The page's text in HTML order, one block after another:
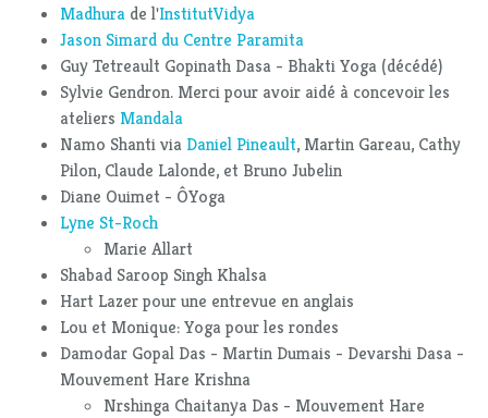
Madhura de l'InstitutVidya
Jason Simard du Centre Paramita
Guy Tetreault Gopinath Dasa - Bhakti Yoga (décédé)
Sylvie Gendron. Merci pour avoir aidé à concevoir les
ateliers Mandala
Namo Shanti via Daniel Pineault, Martin Gareau, Cathy
Pilon, Claude Lalonde, et Bruno Jubelin
Diane Ouimet - ÔYoga
Lyne St-Roch
Marie Allart
Shabad Saroop Singh Khalsa
Hart Lazer pour une entrevue en anglais
Lou et Monique: Yoga pour les rondes
Damodar Gopal Das - Martin Dumais - Devarshi Dasa -
Mouvement Hare Krishna
Nrshinga Chaitanya Das - Mouvement Hare